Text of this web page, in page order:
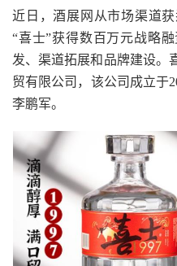
近日，酒展网从市场渠道
“喜士”获得数百万元战略
发、渠道拓展和品牌建设。
贸有限公司，该公司成立于
李鹏军。